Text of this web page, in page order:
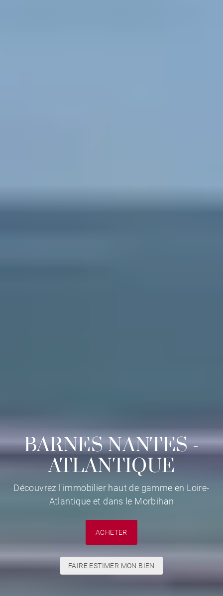
BARNES NANTES -
ATLANTIQUE
Découvrez l'immobilier haut de gamme en Loire-
Atlantique et dans le Morbihan
ACHETER
FAIRE ESTIMER MON BIEN